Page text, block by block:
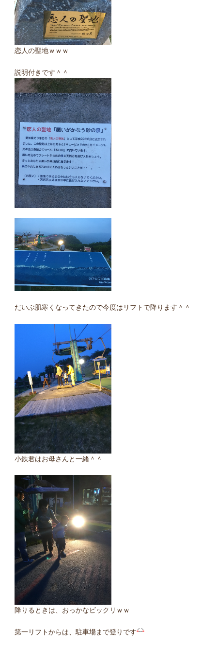
恋人の聖地ｗｗｗ
説明付きです＾＾
だいぶ肌寒くなってきたので今度はリフトで降ります＾＾
小鉄君はお母さんと一緒＾＾
降りるときは、おっかなビックリｗｗ
第一リフトからは、駐車場まで登りです